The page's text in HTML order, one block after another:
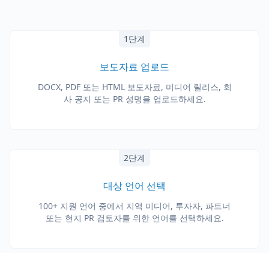
1단계
보도자료 업로드
DOCX, PDF 또는 HTML 보도자료, 미디어 릴리스, 회
사 공지 또는 PR 성명을 업로드하세요.
2단계
대상 언어 선택
100+ 지원 언어 중에서 지역 미디어, 투자자, 파트너
또는 현지 PR 검토자를 위한 언어를 선택하세요.